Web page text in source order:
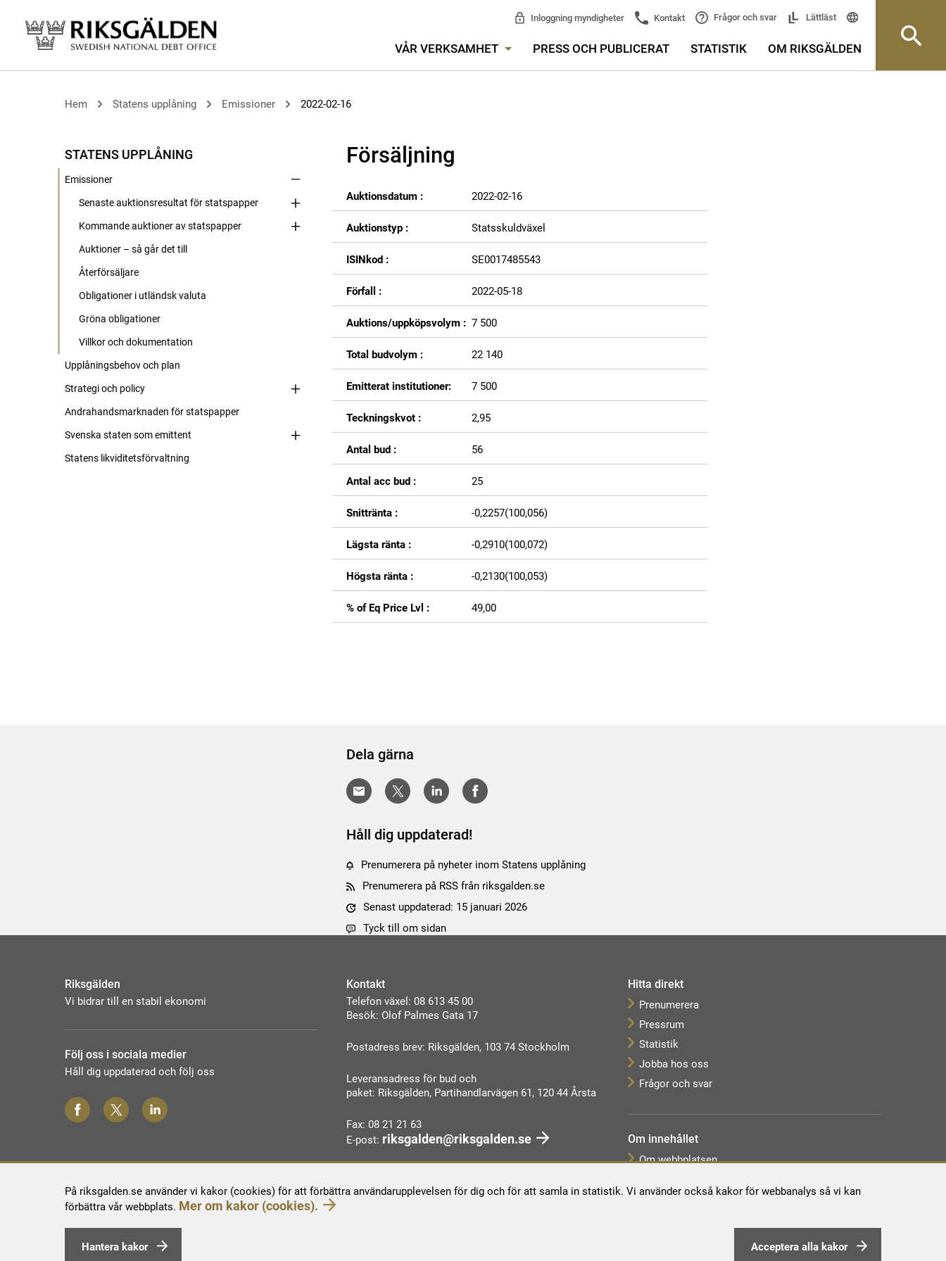
På riksgalden.se använder vi kakor (cookies) för att förbättra användarupplevelsen för dig och för att samla in statistik. Vi använder också kakor för webbanalys så vi kan
förbättra vår webbplats. Mer om kakor (cookies).
Hantera kakor Acceptera alla kakor
Inloggning myndigheter Kontakt Frågor och svar Lättläst
VÅR VERKSAMHET PRESS OCH PUBLICERAT STATISTIK OM RIKSGÄLDEN
Hem Statens upplåning Emissioner 2022-02-16
STATENS UPPLÅNING
Emissioner
Senaste auktionsresultat för statspapper
Kommande auktioner av statspapper
Auktioner – så går det till
Återförsäljare
Obligationer i utländsk valuta
Gröna obligationer
Villkor och dokumentation
Upplåningsbehov och plan
Strategi och policy
Andrahandsmarknaden för statspapper
Svenska staten som emittent
Statens likviditetsförvaltning
Försäljning
Auktionsdatum : 2022-02-16
Auktionstyp : Statsskuldväxel
ISINkod : SE0017485543
Förfall : 2022-05-18
Auktions/uppköpsvolym : 7 500
Total budvolym : 22 140
Emitterat institutioner: 7 500
Teckningskvot : 2,95
Antal bud : 56
Antal acc bud : 25
Snittränta : -0,2257(100,056)
Lägsta ränta : -0,2910(100,072)
Högsta ränta : -0,2130(100,053)
% of Eq Price Lvl : 49,00
Dela gärna
Håll dig uppdaterad!
Prenumerera på nyheter inom Statens upplåning
Prenumerera på RSS från riksgalden.se
Senast uppdaterad: 15 januari 2026
Tyck till om sidan
Riksgälden
Vi bidrar till en stabil ekonomi
Följ oss i sociala medier
Håll dig uppdaterad och följ oss
Kontakt
Telefon växel: 08 613 45 00
Besök: Olof Palmes Gata 17
Postadress brev: Riksgälden, 103 74 Stockholm
Leveransadress för bud och
paket: Riksgälden, Partihandlarvägen 61, 120 44 Årsta
Fax: 08 21 21 63
E-post: riksgalden@riksgalden.se
Hitta direkt
Prenumerera
Pressrum
Statistik
Jobba hos oss
Frågor och svar
Om innehållet
Om webbplatsen
Tillgänglighetsredogörelse